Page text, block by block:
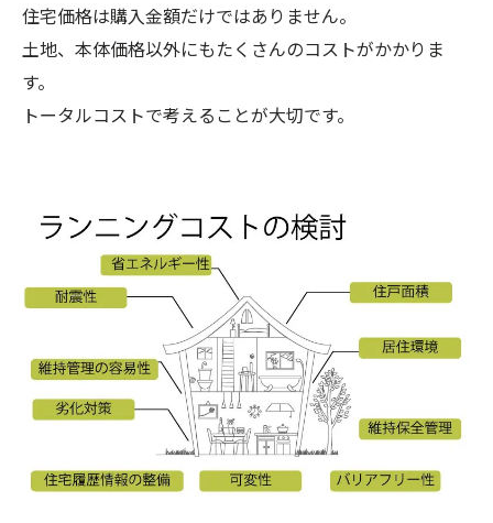
住宅価格は購入金額だけではありません。
土地、本体価格以外にもたくさんのコストがかかりま
す。
トータルコストで考えることが大切です。